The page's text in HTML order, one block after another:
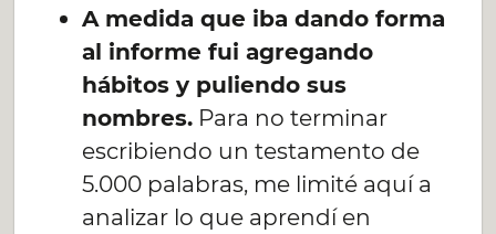
A medida que iba dando forma
al informe fui agregando
hábitos y puliendo sus
nombres.Para no terminar
escribiendo un testamento de
5.000 palabras, me limité aquí a
analizar lo que aprendí en